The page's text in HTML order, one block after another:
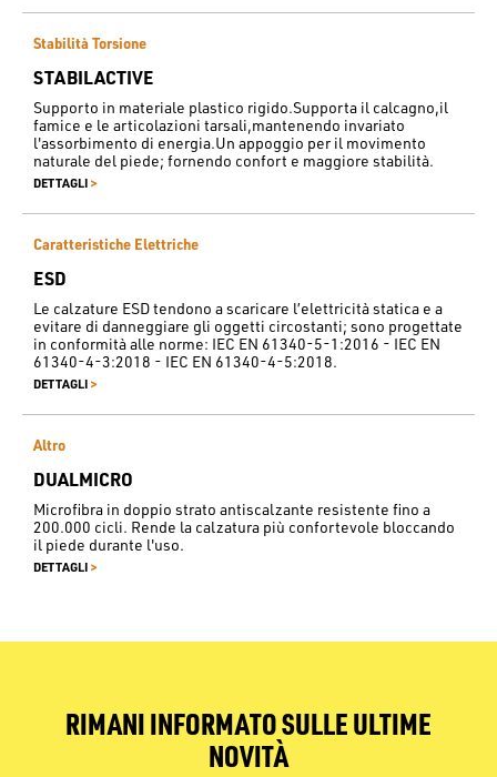
Stabilità Torsione
STABILACTIVE
Supporto in materiale plastico rigido.Supporta il calcagno,il
famice e le articolazioni tarsali,mantenendo invariato
l'assorbimento di energia.Un appoggio per il movimento
naturale del piede; fornendo confort e maggiore stabilità.
DETTAGLI >
Caratteristiche Elettriche
ESD
Le calzature ESD tendono a scaricare l’elettricità statica e a
evitare di danneggiare gli oggetti circostanti; sono progettate
in conformità alle norme: IEC EN 61340-5-1:2016 - IEC EN
61340-4-3:2018 - IEC EN 61340-4-5:2018.
DETTAGLI >
Altro
DUALMICRO
Microfibra in doppio strato antiscalzante resistente fino a
200.000 cicli. Rende la calzatura più confortevole bloccando
il piede durante l'uso.
DETTAGLI >
RIMANI INFORMATO SULLE ULTIME
NOVITÀ